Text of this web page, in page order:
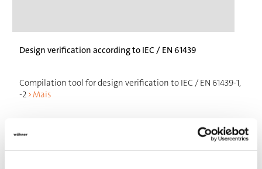
Design verification according to IEC / EN 61439
Compilation tool for design verification to IEC / EN 61439-1,
-2 Mais